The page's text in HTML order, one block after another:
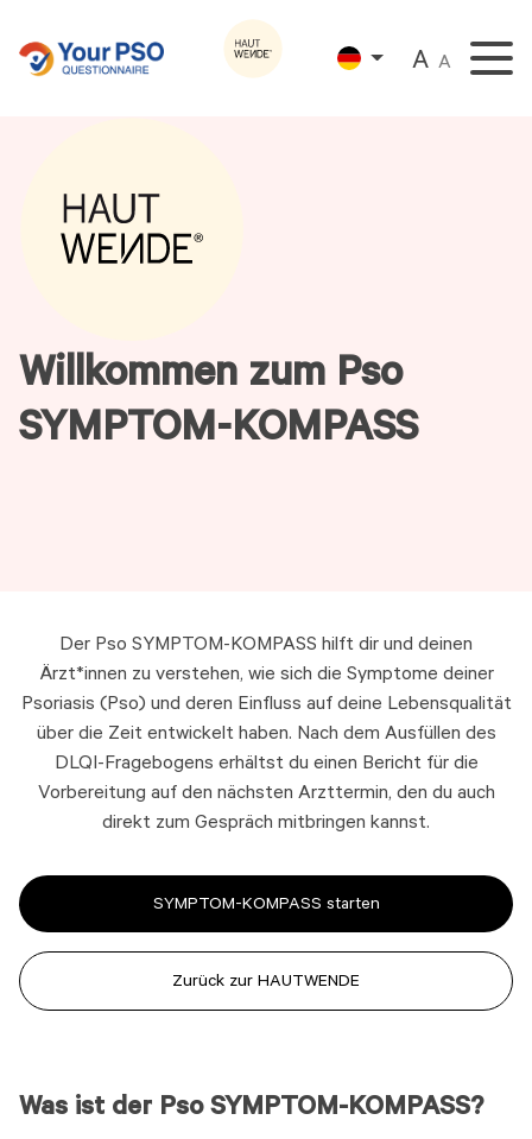
A A
Willkommen zum Pso
SYMPTOM-KOMPASS
Der Pso SYMPTOM-KOMPASS hilft dir und deinen
Ärzt*innen zu verstehen, wie sich die Symptome deiner
Psoriasis (Pso) und deren Einfluss auf deine Lebensqualität
über die Zeit entwickelt haben. Nach dem Ausfüllen des
DLQI-Fragebogens erhältst du einen Bericht für die
Vorbereitung auf den nächsten Arzttermin, den du auch
direkt zum Gespräch mitbringen kannst.
SYMPTOM-KOMPASS starten
Zurück zur HAUTWENDE
Was ist der Pso SYMPTOM-KOMPASS?